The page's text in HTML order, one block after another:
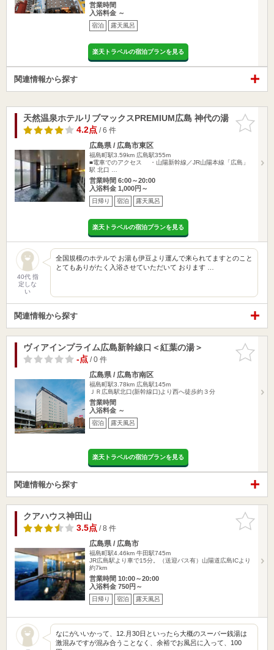
営業時間
入浴料金 ～
宿泊 露天風呂
楽天トラベルの宿泊プランを見る
関連情報から探す
お気に入
りに追加
天然温泉ホテルリブマックスPREMIUM広島 神代の湯
4.2点/ 6 件
広島県 / 広島市東区
福島町駅3.59km 広島駅355m
■電車でのアクセス ・山陽新幹線／JR山陽本線「広島」
駅 北口 …
営業時間 6:00～20:00
入浴料金 1,000円～
日帰り 宿泊 露天風呂
楽天トラベルの宿泊プランを見る
40代 指
定しな
い
全国規模のホテルで お湯も伊豆より運んで来られてますとのこと
とてもありがたく入浴させていただいて おります …
関連情報から探す
お気に入
りに追加
ヴィアインプライム広島新幹線口＜紅葉の湯＞
-点/ 0 件
広島県 / 広島市南区
福島町駅3.78km 広島駅145m
ＪＲ広島駅北口(新幹線口)より西へ徒歩約３分
営業時間
入浴料金 ～
宿泊 露天風呂
楽天トラベルの宿泊プランを見る
関連情報から探す
お気に入
りに追加
クアハウス神田山
3.5点/ 8 件
広島県 / 広島市
福島町駅4.46km 牛田駅745m
JR広島駅より車で15分。（送迎バス有）山陽道広島ICより
約7km
営業時間 10:00～20:00
入浴料金 750円～
日帰り 宿泊 露天風呂
なにがいいかって、12.月30日といったら大概のスーパー銭湯は
激混みですが混み合うことなく、余裕でお風呂に入って、100